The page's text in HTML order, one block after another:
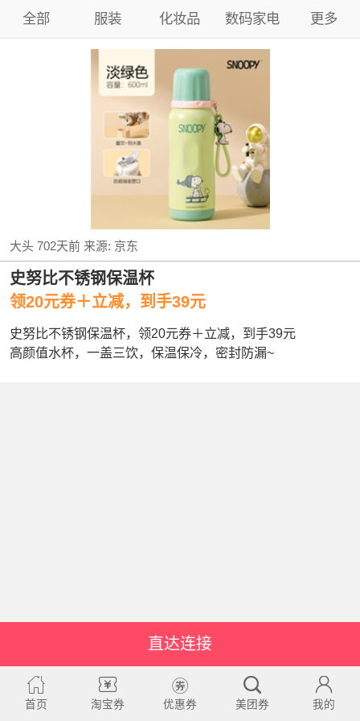
全部 服装 化妆品 数码家电 更多
大头 702天前来源: 京东
史努比不锈钢保温杯
领20元券＋立减，到手39元
史努比不锈钢保温杯，领20元券＋立减，到手39元
高颜值水杯，一盖三饮，保温保冷，密封防漏~
直达连接
首页 淘宝券 优惠券 美团券 我的